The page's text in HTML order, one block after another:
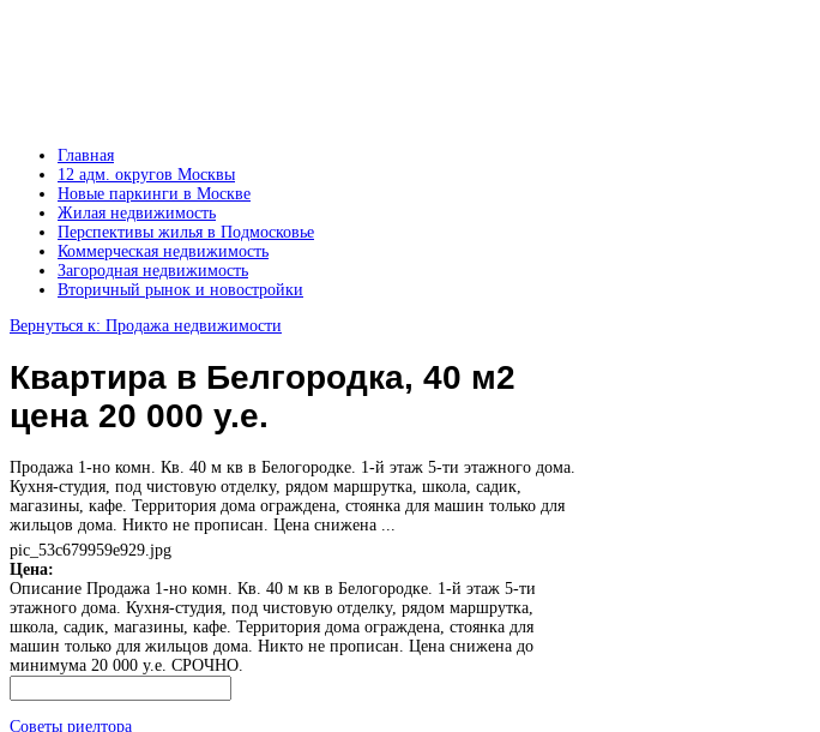
Главная
12 адм. округов Москвы
Новые паркинги в Москве
Жилая недвижимость
Перспективы жилья в Подмосковье
Коммерческая недвижимость
Загородная недвижимость
Вторичный рынок и новостройки
Вернуться к: Продажа недвижимости
Квартира в Белгородка, 40 м2
цена 20 000 у.е.
Продажа 1-но комн. Кв. 40 м кв в Белогородке. 1-й этаж 5-ти этажного дома.
Кухня-студия, под чистовую отделку, рядом маршрутка, школа, садик,
магазины, кафе. Территория дома ограждена, стоянка для машин только для
жильцов дома. Никто не прописан. Цена снижена ...
pic_53c679959e929.jpg
Цена:
Описание Продажа 1-но комн. Кв. 40 м кв в Белогородке. 1-й этаж 5-ти
этажного дома. Кухня-студия, под чистовую отделку, рядом маршрутка,
школа, садик, магазины, кафе. Территория дома ограждена, стоянка для
машин только для жильцов дома. Никто не прописан. Цена снижена до
минимума 20 000 у.е. СРОЧНО.
Советы риелтора